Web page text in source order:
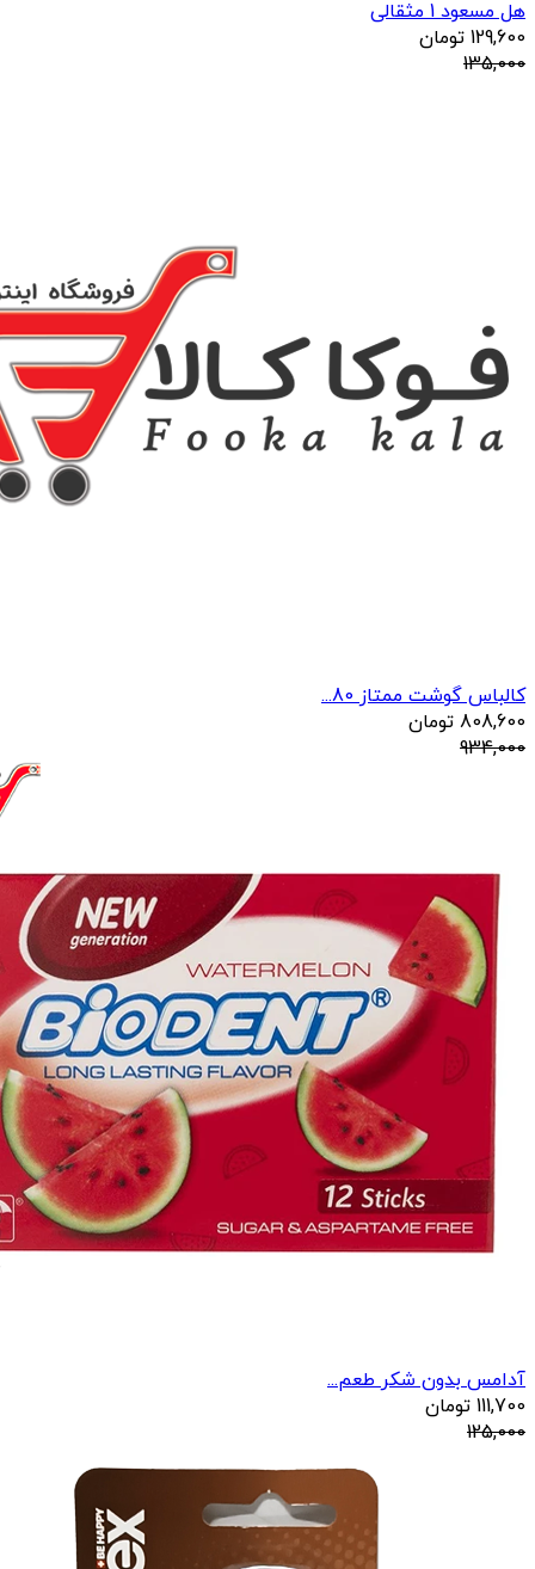
هل مسعود 1 مثقالی
129,600 تومان
135,000
کالباس گوشت ممتاز 80...
808,600 تومان
934,000
آدامس بدون شکر طعم...
111,700 تومان
125,000